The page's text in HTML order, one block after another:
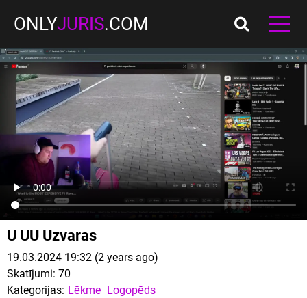
ONLYJURIS.COM
U UU Uzvaras
19.03.2024 19:32 (2 years ago)
Skatījumi: 70
Kategorijas: Lēkme Logopēds